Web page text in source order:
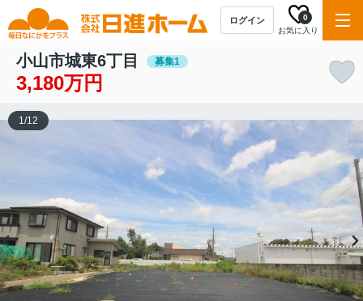
ログイン
お気に入り
0
小山市城東6丁目 募集1
3,180万円
1/12